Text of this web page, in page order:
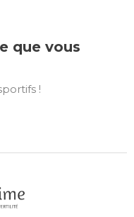
que vous
!